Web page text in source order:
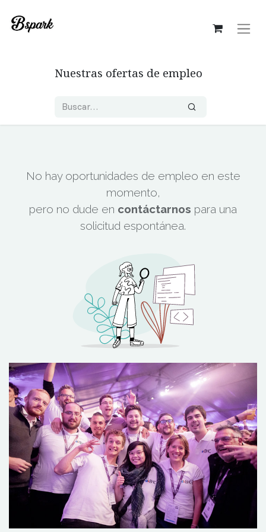
Nuestras ofertas de empleo
No hay oportunidades de empleo en este
momento,
pero no dude en contáctarnos para una
solicitud espontánea.